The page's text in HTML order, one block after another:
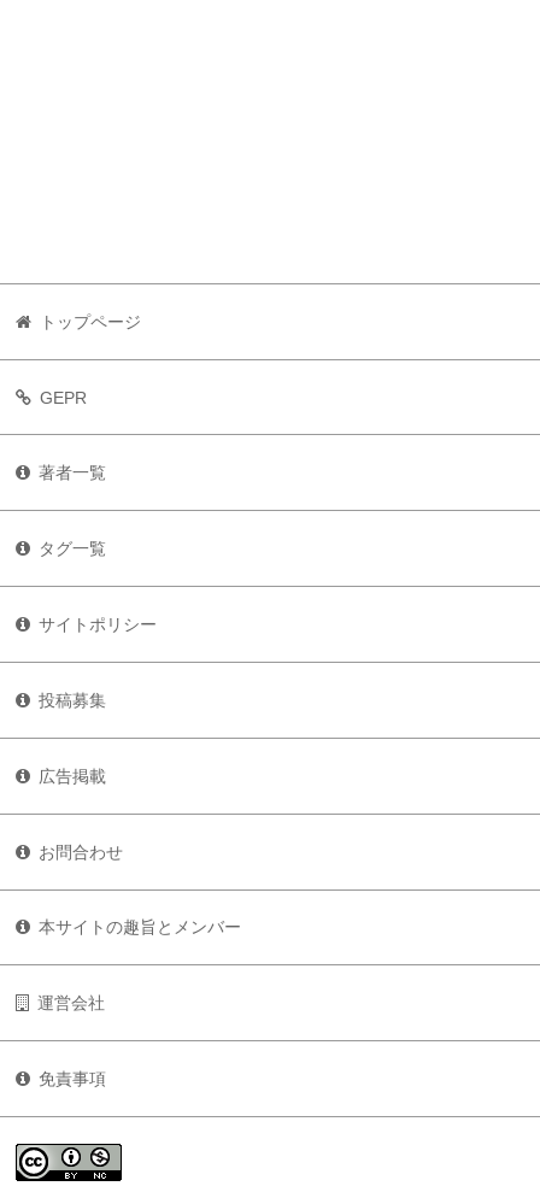
トップページ
GEPR
著者一覧
タグ一覧
サイトポリシー
投稿募集
広告掲載
お問合わせ
本サイトの趣旨とメンバー
運営会社
免責事項